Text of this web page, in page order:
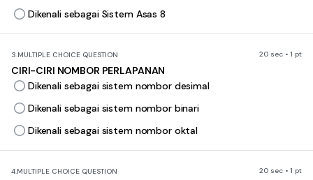
Dikenali sebagai Sistem Asas 8
3.MULTIPLE CHOICE QUESTION 20 sec • 1 pt
CIRI-CIRI NOMBOR PERLAPANAN
Dikenali sebagai sistem nombor desimal
Dikenali sebagai sistem nombor binari
Dikenali sebagai sistem nombor oktal
4.MULTIPLE CHOICE QUESTION 20 sec • 1 pt